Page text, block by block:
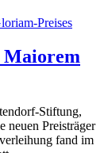
Maiorem
Stiftung,
neuen Preisträger
fand im